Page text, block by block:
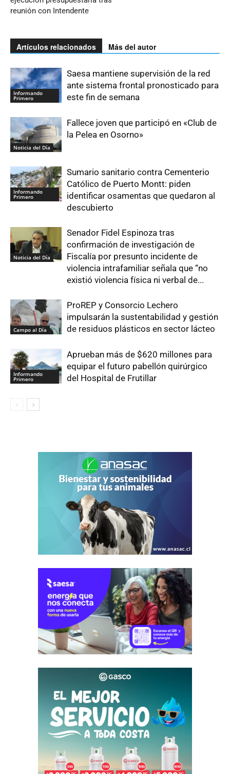
reunión con Intendente
Artículos relacionados Más del autor
Informando
Primero
Saesa mantiene supervisión de la red
ante sistema frontal pronosticado para
este fin de semana
Noticia del Día
Fallece joven que participó en «Club de
la Pelea en Osorno»
Informando
Primero
Sumario sanitario contra Cementerio
Católico de Puerto Montt: piden
identificar osamentas que quedaron al
descubierto
Noticia del Día
Senador Fidel Espinoza tras
confirmación de investigación de
Fiscalía por presunto incidente de
violencia intrafamiliar señala que “no
existió violencia física ni verbal de...
Campo al Día
ProREP y Consorcio Lechero
impulsarán la sustentabilidad y gestión
de residuos plásticos en sector lácteo
Informando
Primero
Aprueban más de $620 millones para
equipar el futuro pabellón quirúrgico
del Hospital de Frutillar